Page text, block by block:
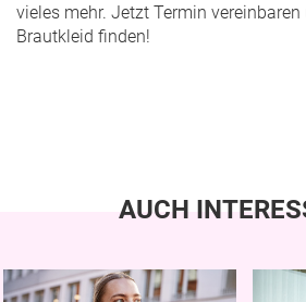
vieles mehr. Jetzt Termin vereinbaren
Brautkleid finden!
AUCH